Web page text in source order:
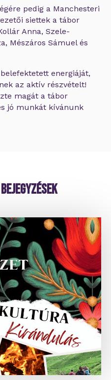
pedig a Manchesteri
siettek a tábor
Anna, Szele-
Mészáros Sámuel és
energiáját,
az aktív részvételt!
magát a tábor
jó munkát kívánunk